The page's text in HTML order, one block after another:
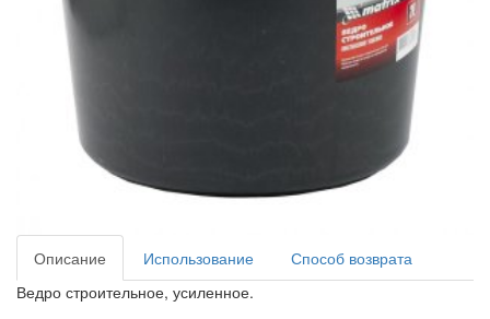
Описание Использование
Способ возврата
Ведро строительное, усиленное.